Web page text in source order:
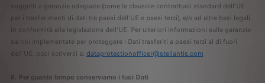
soggetti a garanzie adeguate (come le clausole contrattuali standard dell'UE
per i trasferimenti di dati tra paesi dell'UE e paesi terzi), e/o ad altre basi legali
in conformità alla legislazione dell'UE. Per ulteriori informazioni sulle garanzie
da noi implementate per proteggere i Dati trasferiti a paesi terzi al di fuori
dell'UE, puoi scriverci a: dataprotectionofficer@stellantis.com
8. Per quanto tempo conserviamo i tuoi Dati